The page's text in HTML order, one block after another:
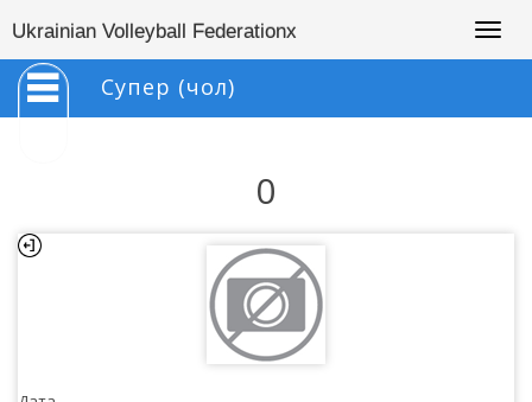
Ukrainian Volleyball Federationx
Супер (чол)
0